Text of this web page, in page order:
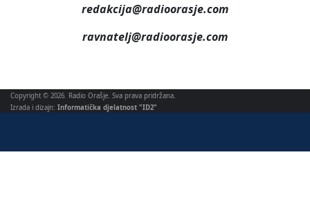
redakcija@radioorasje.com
ravnatelj@radioorasje.com
Copyright © 2026. Radio Orašje. Sva prava pridržana.
Izrada i dizajn: Informatička djelatnost "ID2"